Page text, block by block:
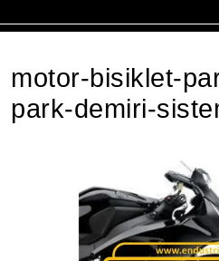
motor-bisiklet-
park-demiri-